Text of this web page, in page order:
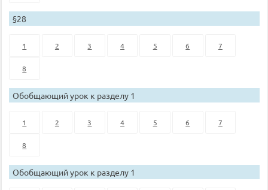
§28
1 2 3 4 5 6 7
8
Обобщающий урок к разделу 1
1 2 3 4 5 6 7
8
Обобщающий урок к разделу 1